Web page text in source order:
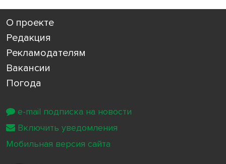
О проекте
Редакция
Рекламодателям
Вакансии
Погода
e-mail подписка на новости
Включить уведомления
Мобильная версия сайта